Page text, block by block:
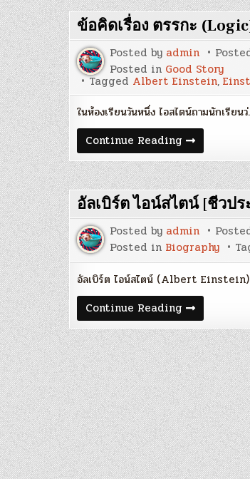
ข้อคิดเรื่อง ตรรกะ
Posted by admin
Posted in Good Story
Tagged Albert Einstein,
ในห้องเรียนวันหนึ่ง ไอสไตน์ถามนักเรียน
Continue Reading ข้อคิด
เรื่อง
ตรรกะ
(Logic)
จาก
อัลเบิร์ต
ไอน์ส
ไตน์
อัลเบิร์ต ไอน์สไตน์ [ชีวปร
Posted by admin
Posted in Biography
อัลเบิร์ต ไอน์สไตน์ (Albert
Continue Reading อัลเบิร์ต
ไอน์ส
ไตน์
[ชีวประวัติ]